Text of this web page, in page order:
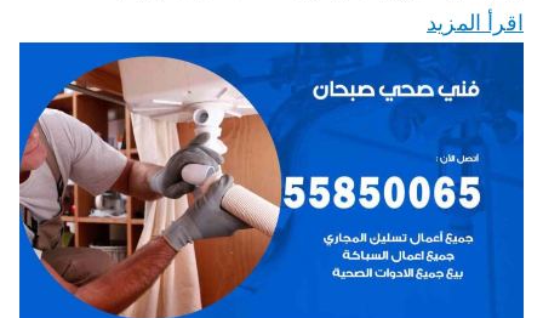
اقرأ المزيد